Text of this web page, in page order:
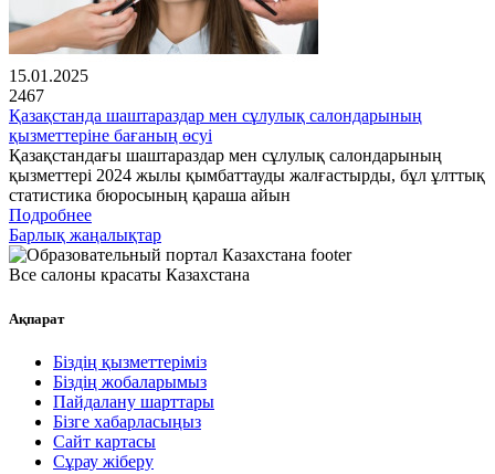
15.01.2025
2467
Қазақстанда шаштараздар мен сұлулық салондарының
қызметтеріне бағаның өсуі
Қазақстандағы шаштараздар мен сұлулық салондарының
қызметтері 2024 жылы қымбаттауды жалғастырды, бұл ұлттық
статистика бюросының қараша айын
Подробнее
Барлық жаңалықтар
Все салоны красаты Казахстана
Ақпарат
Біздің қызметтеріміз
Біздің жобаларымыз
Пайдалану шарттары
Бізге хабарласыңыз
Сайт картасы
Сұрау жіберу